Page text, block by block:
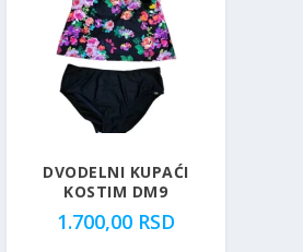
DVODELNI KUPAĆI
KOSTIM DM9
1.700,00 RSD